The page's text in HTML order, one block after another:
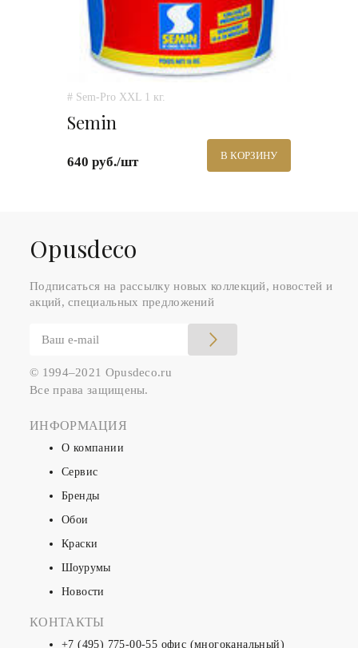
# Sem-Pro XXL 1 кг.
Semin
640 руб./шт В КОРЗИНУ
Оpusdeco
Подписаться на рассылку новых коллекций, новостей и
акций, специальных предложений
© 1994–2021 Opusdeco.ru
Все права защищены.
ИНФОРМАЦИЯ
О компании
Сервис
Бренды
Обои
Краски
Шоурумы
Новости
КОНТАКТЫ
+7 (495) 775-00-55 офис (многоканальный)